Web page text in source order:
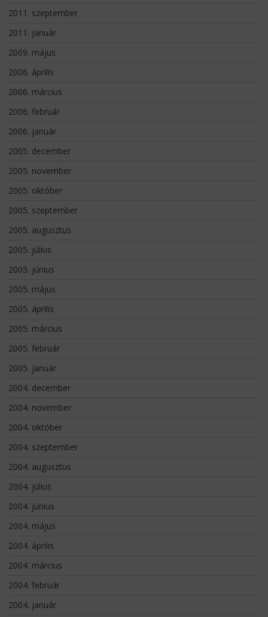
2011. szeptember
2011. január
2009. május
2006. április
2006. március
2006. február
2006. január
2005. december
2005. november
2005. október
2005. szeptember
2005. augusztus
2005. július
2005. június
2005. május
2005. április
2005. március
2005. február
2005. január
2004. december
2004. november
2004. október
2004. szeptember
2004. augusztus
2004. július
2004. június
2004. május
2004. április
2004. március
2004. február
2004. január